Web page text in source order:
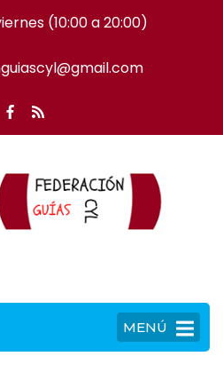
(10:00 a 20:00)
MENÚ